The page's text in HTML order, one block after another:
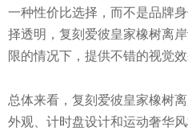
一种性价比选择，而不是品牌
择透明，复刻爱彼皇家橡树离
限的情况下，提供不错的视觉效
总体来看，复刻爱彼皇家橡树
外观、计时盘设计和运动奢华